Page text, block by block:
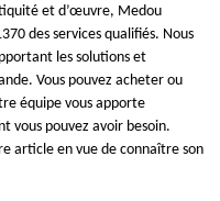
et d’œuvre, Medou
des services qualifiés. Nous
les solutions et
Vous pouvez acheter ou
équipe vous apporte
vous pouvez avoir besoin.
article en vue de connaître son